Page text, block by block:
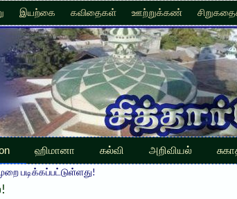
இயற்கை கவிதைகள் ஊற்றுக்கண்
ஹிமானா கல்வி அறிவியல்
படிக்கப்பட்டுள்ளது!